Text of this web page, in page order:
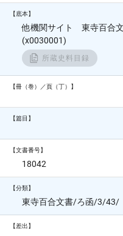
【底本】
他機関サイト 東寺百合文
(x0030001)
所蔵史料目録
【冊（巻）／頁（丁）】
【篇目】
【文書番号】
18042
【分類】
東寺百合文書/ろ函/3/43/
【差出】